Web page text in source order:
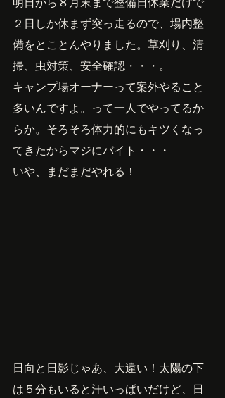
２日しか休まず突っ走るので、場内整
備をとことんやりました。草刈り、清
掃、虫対策、安全確認・・・。
キャンプ場オーナーって案外やること
多いんですよ。って一人でやってるか
らか。そろそろ体力的にもキツくなっ
てきたからマジにバイト・・・
いや、まだまだやれる！
日向と日影じゃあ、大違い！太陽の下
は５分もいると汗いっぱいだけど、日